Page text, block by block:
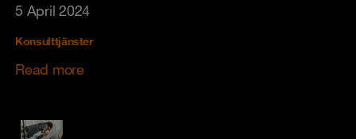
5 April 2024
Konsulttjänster
Read more